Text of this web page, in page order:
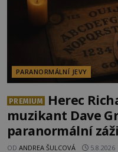
PARANORMÁLNÍ JEVY
PREMIUM
Herec
muzikant Dave
paranormální
OD ANDREA ŠULCOVÁ 5.8.2026